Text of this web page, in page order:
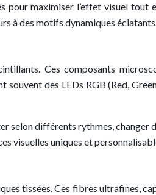
pour maximiser l’effet visuel tout
à des motifs dynamiques
Ces composants
des LEDs RGB (Red,
selon différents rythmes, changer
visuelles uniques et
tissées. Ces fibres ultrafines,